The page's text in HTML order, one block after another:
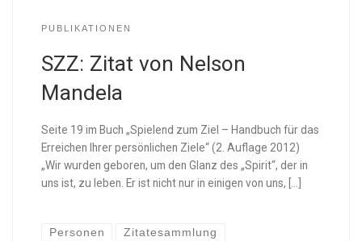
PUBLIKATIONEN
SZZ: Zitat von Nelson
Mandela
Seite 19 im Buch „Spielend zum Ziel – Handbuch für das
Erreichen Ihrer persönlichen Ziele“ (2. Auflage 2012)
„Wir wurden geboren, um den Glanz des „Spirit“, der in
uns ist, zu leben. Er ist nicht nur in einigen von uns, […]
Personen Zitatesammlung